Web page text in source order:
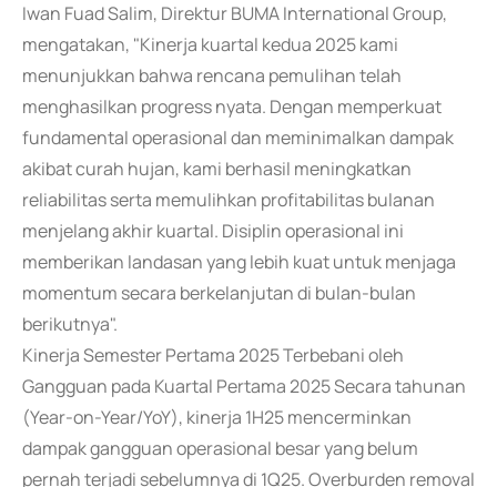
Iwan Fuad Salim, Direktur BUMA International Group,
mengatakan, "Kinerja kuartal kedua 2025 kami
menunjukkan bahwa rencana pemulihan telah
menghasilkan progress nyata. Dengan memperkuat
fundamental operasional dan meminimalkan dampak
akibat curah hujan, kami berhasil meningkatkan
reliabilitas serta memulihkan profitabilitas bulanan
menjelang akhir kuartal. Disiplin operasional ini
memberikan landasan yang lebih kuat untuk menjaga
momentum secara berkelanjutan di bulan-bulan
berikutnya".
Kinerja Semester Pertama 2025 Terbebani oleh
Gangguan pada Kuartal Pertama 2025 Secara tahunan
(Year-on-Year/YoY), kinerja 1H25 mencerminkan
dampak gangguan operasional besar yang belum
pernah terjadi sebelumnya di 1Q25. Overburden removal